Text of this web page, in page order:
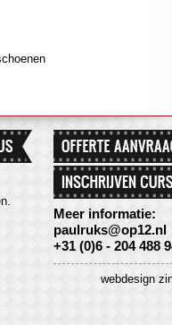
.
Meer informatie:
paulruks@op12.nl
+31 (0)6 - 204 488
webdesign